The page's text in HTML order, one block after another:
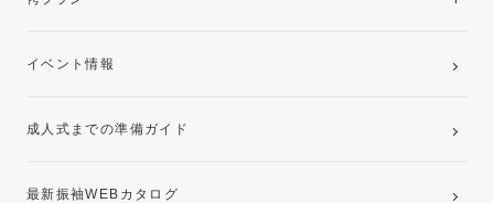
卒業袴レンタルプラン
イベント情報
成人式までの準備ガイド
最新振袖WEBカタログ